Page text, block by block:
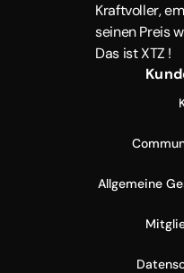
Kraftvoller,
seinen Preis
Das ist XTZ !
Allgemeine